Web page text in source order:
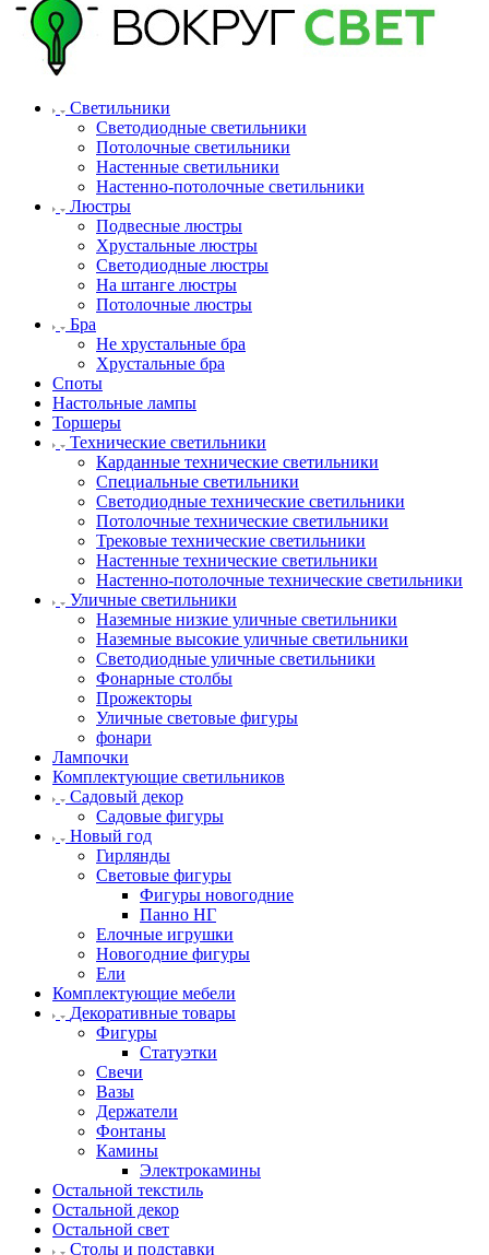
Светильники
Светодиодные светильники
Потолочные светильники
Настенные светильники
Настенно-потолочные светильники
Люстры
Подвесные люстры
Хрустальные люстры
Светодиодные люстры
На штанге люстры
Потолочные люстры
Бра
Не хрустальные бра
Хрустальные бра
Споты
Настольные лампы
Торшеры
Технические светильники
Карданные технические светильники
Специальные светильники
Светодиодные технические светильники
Потолочные технические светильники
Трековые технические светильники
Настенные технические светильники
Настенно-потолочные технические светильники
Уличные светильники
Наземные низкие уличные светильники
Наземные высокие уличные светильники
Светодиодные уличные светильники
Фонарные столбы
Прожекторы
Уличные световые фигуры
фонари
Лампочки
Комплектующие светильников
Садовый декор
Садовые фигуры
Новый год
Гирлянды
Световые фигуры
Фигуры новогодние
Панно НГ
Елочные игрушки
Новогодние фигуры
Ели
Комплектующие мебели
Декоративные товары
Фигуры
Статуэтки
Свечи
Вазы
Держатели
Фонтаны
Камины
Электрокамины
Остальной текстиль
Остальной декор
Остальной свет
Столы и подставки